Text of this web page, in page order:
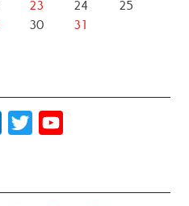
23 24
25
30
31
k
t
T